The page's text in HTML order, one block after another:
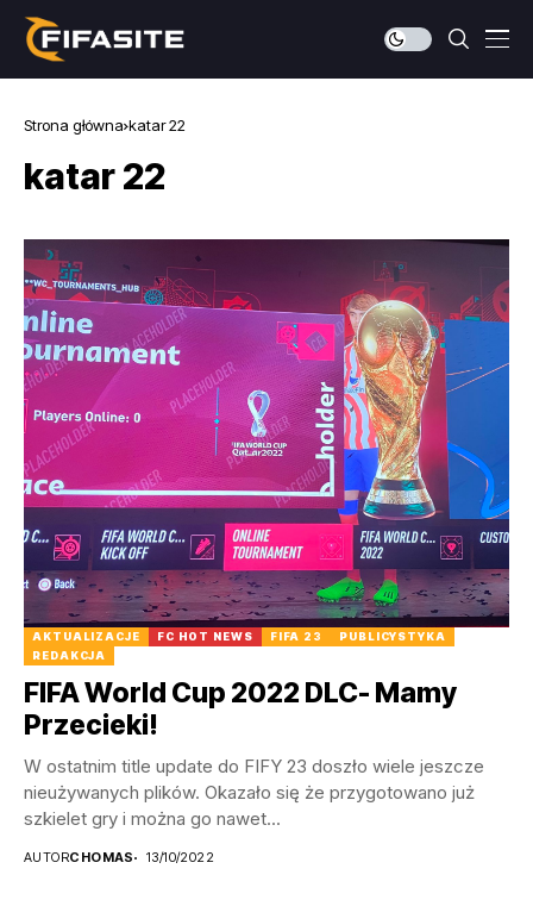
Strona główna katar 22
katar 22
AKTUALIZACJE FC HOT NEWS FIFA 23
PUBLICYSTYKA
REDAKCJA
FIFA World Cup 2022 DLC- Mamy
Przecieki!
W ostatnim title update do FIFY 23 doszło wiele jeszcze
nieużywanych plików. Okazało się że przygotowano już
szkielet gry i można go nawet...
AUTORCHOMAS 13/10/2022